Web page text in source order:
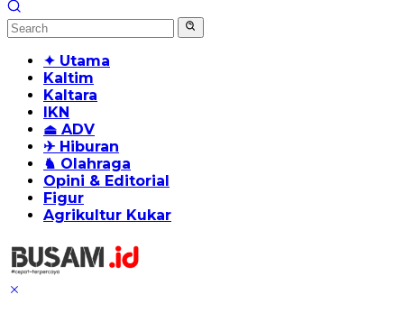
✦ Utama
Kaltim
Kaltara
IKN
⏏ ADV
✈ Hiburan
♞ Olahraga
Opini & Editorial
Figur
Agrikultur Kukar